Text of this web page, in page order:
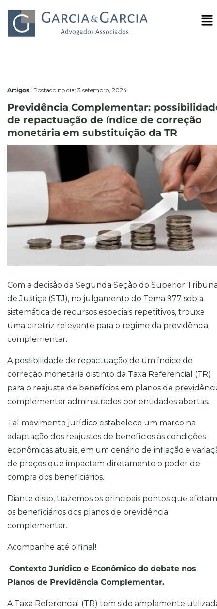
Artigos | Postado no dia: 3 setembro, 2024
Previdência Complementar:
de repactuação de índice de correção
monetária em substituição da TR
Com a decisão da Segunda Seção do Superior
de Justiça (STJ), no julgamento do Tema 977 sob a
sistemática de recursos especiais repetitivos, trouxe
uma diretriz relevante para o regime da previdência
complementar.
A possibilidade de repactuação de um índice de
correção monetária distinto da Taxa Referencial (TR)
para o reajuste de benefícios em planos de
complementar administrados por entidades abertas.
Tal movimento jurídico estabelece um marco na
adaptação dos reajustes de benefícios às condições
econômicas atuais, em um cenário de inflação e
de preços que impactam diretamente o poder de
compra dos beneficiários.
Diante disso, trazemos os principais pontos que afetam
os beneficiários dos planos de previdência
complementar.
Acompanhe até o final!
Contexto Jurídico e Econômico do debate nos
Planos de Previdência Complementar.
A Taxa Referencial (TR) tem sido amplamente